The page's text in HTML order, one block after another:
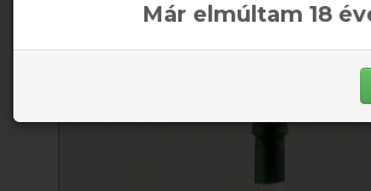
Már elmúltam 18